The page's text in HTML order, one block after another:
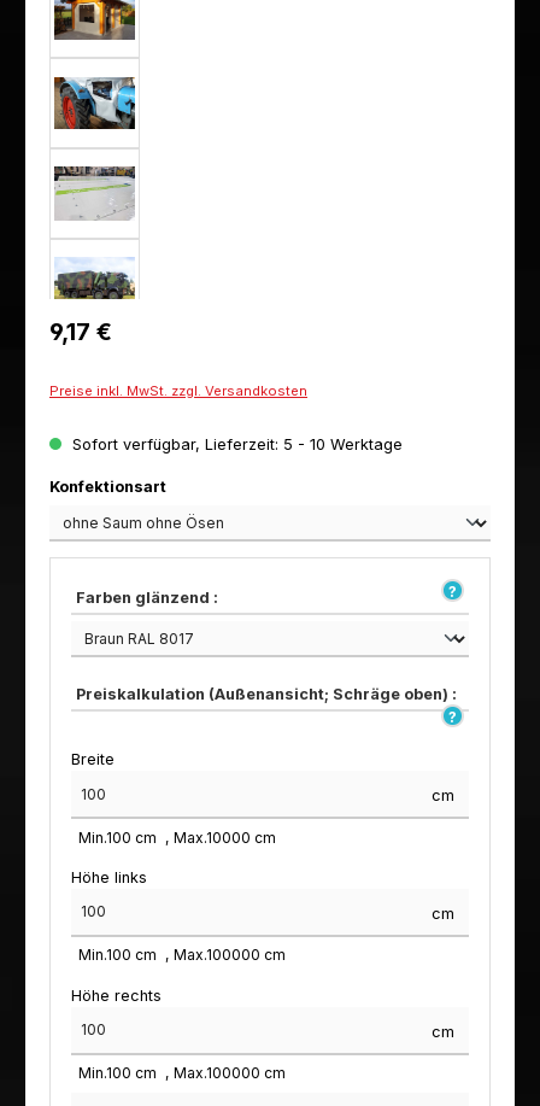
Regulärer Preis:
9,17 €
Preise inkl. MwSt. zzgl. Versandkosten
Sofort verfügbar, Lieferzeit: 5 - 10 Werktage
Konfektionsartauswählen
Farben glänzend :
Preiskalkulation (Außenansicht; Schräge oben) :
Breite
cm
Min.100 cm Max.10000 cm
Höhe links
cm
Min.100 cm Max.100000 cm
Höhe rechts
cm
Min.100 cm Max.100000 cm